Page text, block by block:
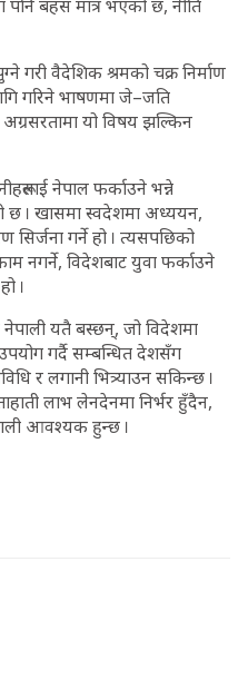
बहस मात्र भएको छ, नीति
गरी वैदेशिक श्रमको चक्र निर्माण
गरिने भाषणमा जे–जति
अग्रसरतामा यो विषय झल्किन
नेपाल फर्काउने भन्ने
छ । खासमा स्वदेशमा अध्ययन,
सिर्जना गर्ने हो । त्यसपछिको
नगर्ने, विदेशबाट युवा फर्काउने
।
नेपाली यतै बस्छन्, जो विदेशमा
उपयोग गर्दै सम्बन्धित देशसँग
र लगानी भित्र्याउन सकिन्छ ।
लाभ लेनदेनमा निर्भर हुँदैन,
आवश्यक हुन्छ ।